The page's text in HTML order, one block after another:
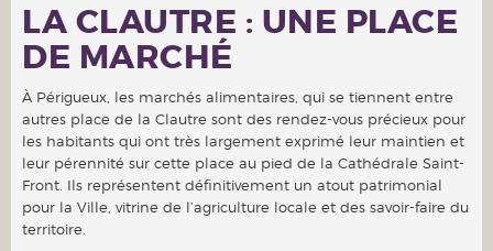
LA CLAUTRE : UNE PLACE
DE MARCHÉ
À Périgueux, les marchés alimentaires, qui se tiennent entre
autres place de la Clautre sont des rendez-vous précieux pour
les habitants qui ont très largement exprimé leur maintien et
leur pérennité sur cette place au pied de la Cathédrale Saint-
Front. Ils représentent définitivement un atout patrimonial
pour la Ville, vitrine de l’agriculture locale et des savoir-faire du
territoire.